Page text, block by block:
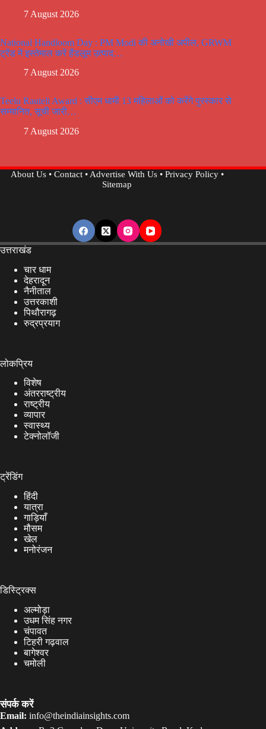
7 August 2026
National Handloom Day : PM Modi की अनोखी अपील, GRWM
ट्रेंड में इस्तेमाल करें हैंडलूम उत्पाद…
7 August 2026
Teelu Rauteli Award : सीएम धामी 13 महिलाओं को करेंगे पुरस्कार से
सम्मानित, सूची जारी…
7 August 2026
About Us• Contact•Advertise With Us• Privacy Policy•
Sitemap
उत्तराखंड
चार धाम
देहरादून
नैनीताल
उत्तरकाशी
पिथौरागढ़
रुद्रप्रयाग
लोकप्रिय
विशेष
अंतरराष्ट्रीय
राष्ट्रीय
व्यापार
स्वास्थ्य
टेक्नोलॉजी
ट्रेंडिंग
हिंदी
यात्रा
गाड़ियाँ
मौसम
खेल
मनोरंजन
डिस्ट्रिक्स
अल्मोड़ा
उधम सिंह नगर
चंपावत
टिहरी गढ़वाल
बागेश्वर
चमोली
संपर्क करें
Email: info@theindiainsights.com